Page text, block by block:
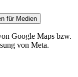
für Medien
Google Maps bzw.
von Meta.